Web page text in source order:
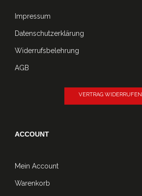
Impressum
Datenschutzerklärung
Widerrufsbelehrung
AGB
VERTRAG WIDERRUFEN
ACCOUNT
Mein Account
Warenkorb